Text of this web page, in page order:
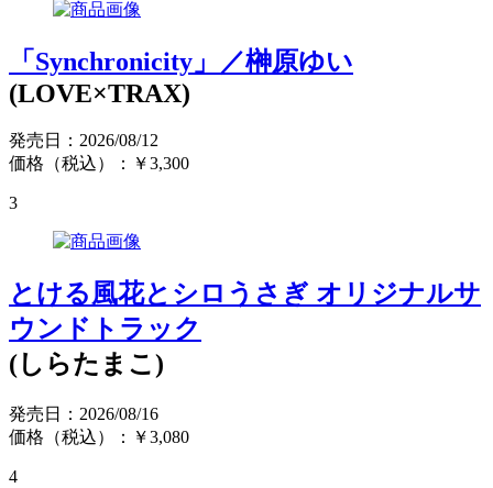
「Synchronicity」／榊原ゆい
(LOVE×TRAX)
発売日：2026/08/12
価格（税込）：￥3,300
3
とける風花とシロうさぎ オリジナルサ
ウンドトラック
(しらたまこ)
発売日：2026/08/16
価格（税込）：￥3,080
4